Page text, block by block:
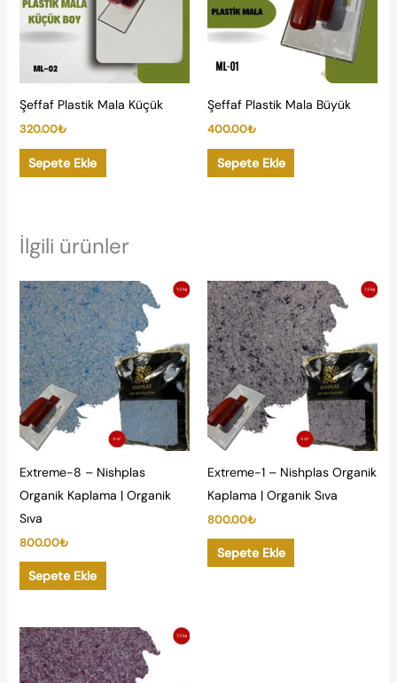
Şeffaf Plastik Mala Küçük
320.00₺
Sepete Ekle
Şeffaf Plastik Mala Büyük
400.00₺
Sepete Ekle
İlgili ürünler
Extreme-8 – Nishplas
Organik Kaplama | Organik
Sıva
800.00₺
Sepete Ekle
Extreme-1 – Nishplas Organik
Kaplama | Organik Sıva
800.00₺
Sepete Ekle